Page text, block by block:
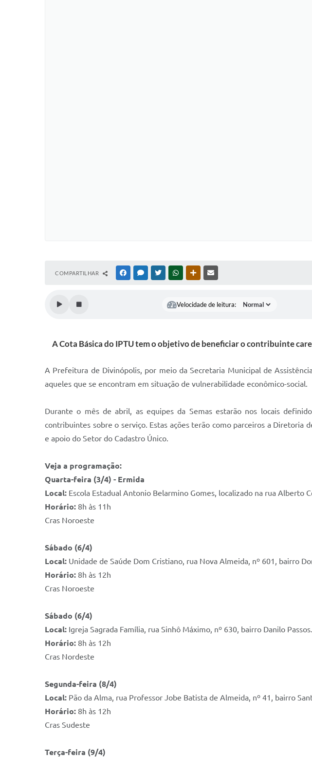
COMPARTILHAR FACEBOOKMESSENGER
TWITTERWHATSAPPOUTRAS MÍDIAS
Velocidade de leitura:
A Cota Básica do IPTU tem o objetivo de beneficiar o contribuinte
A Prefeitura de Divinópolis, por meio da Secretaria Municipal de
aqueles que se encontram em situação de vulnerabilidade econômico-social.
Durante o mês de abril, as equipes da Semas estarão nos locais
contribuintes sobre o serviço. Estas ações terão como parceiros a Diretoria
e apoio do Setor do Cadastro Único.
Veja a programação:
Quarta-feira (3/4) - Ermida
Local: Escola Estadual Antonio Belarmino Gomes, localizado na rua Alberto
Horário: 8h às 11h
Cras Noroeste
Sábado (6/4)
Local: Unidade de Saúde Dom Cristiano, rua Nova Almeida, nº 601, bairro
Horário: 8h às 12h
Cras Noroeste
Sábado (6/4)
Local: Igreja Sagrada Família, rua Sinhô Máximo, nº 630, bairro Danilo Passos.
Horário: 8h às 12h
Cras Nordeste
Segunda-feira (8/4)
Local: Pão da Alma, rua Professor Jobe Batista de Almeida, nº 41, bairro
Horário: 8h às 12h
Cras Sudeste
Terça-feira (9/4)